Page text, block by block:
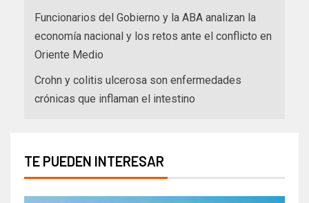
Funcionarios del Gobierno y la ABA analizan la
economía nacional y los retos ante el conflicto en
Oriente Medio
Crohn y colitis ulcerosa son enfermedades
crónicas que inflaman el intestino
TE PUEDEN INTERESAR